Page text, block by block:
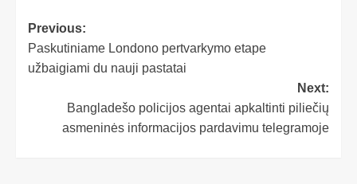
Previous:
Paskutiniame Londono pertvarkymo etape
užbaigiami du nauji pastatai
Next:
Bangladešo policijos agentai apkaltinti piliečių
asmeninės informacijos pardavimu telegramoje